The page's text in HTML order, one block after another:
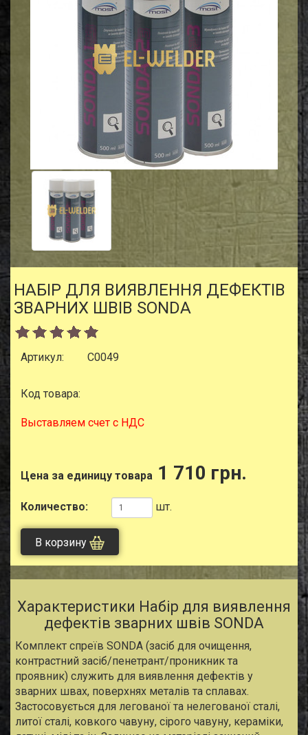
НАБІР ДЛЯ ВИЯВЛЕННЯ ДЕФЕКТІВ
ЗВАРНИХ ШВІВ SONDA
Артикул: C0049
Код товара:
Выставляем счет с НДС
Цена за единицу товара 1 710 грн.
Количество: шт.
В корзину
Характеристики Набір для виявлення
дефектів зварних швів SONDA
Комплект спреїв SONDA (засіб для очищення,
контрастний засіб/пенетрант/проникник та
проявник) служить для виявлення дефектів у
зварних швах, поверхнях металів та сплавах.
Застосовується для легованої та нелегованої сталі,
литої сталі, ковкого чавуну, сірого чавуну, кераміки,